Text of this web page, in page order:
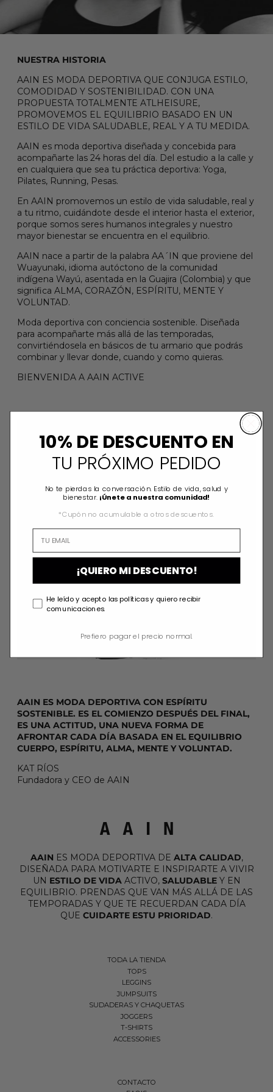
NUESTRA HISTORIA
AAIN ES MODA DEPORTIVA QUE CONJUGA ESTILO,
COMODIDAD Y SOSTENIBILIDAD. CON UNA
PROPUESTA TOTALMENTE ATLHEISURE,
PROMOVEMOS EL EQUILIBRIO BASADO EN UN
ESTILO DE VIDA SALUDABLE, REAL Y A TU MEDIDA.
AAIN es moda deportiva diseñada y concebida para
acompañarte las 24 horas del día. Del estudio a la calle y
en cualquiera que sea tu práctica deportiva: Yoga,
Pilates, Running, Pesas.
En AAIN promovemos un estilo de vida saludable, real y
a tu ritmo, cuidándote desde el interior hasta el exterior,
porque somos seres humanos integrales y nuestro
mayor bienestar se encuentra en el equilibrio.
AAIN nace a partir de la palabra AA´IN que proviene del
Wuayunaki, idioma autóctono de la comunidad
indígena Wayú, asentada en la Guajira (Colombia) y que
significa ALMA, CORAZÓN, ESPÍRITU, MENTE Y
VOLUNTAD.
Moda deportiva con conciencia sostenible. Diseñada
para acompañarte más allá de las temporadas,
convirtiéndosela en básicos de tu armario que podrás
combinar y llevar donde, cuando y como quieras.
BIENVENIDA A AAIN ACTIVE
AAIN ES MODA DEPORTIVA CON ESPÍRITU
SOSTENIBLE. ES EL COMIENZO DESPUÉS DEL FINAL,
ES UNA ACTITUD, UNA NUEVA FORMA DE
AFRONTAR CADA DÍA BASADA EN EL EQUILIBRIO
CUERPO, ESPÍRITU, ALMA, MENTE Y VOLUNTAD.
KAT RÍOS
Fundadora y CEO de AAIN
AAIN ES MODA DEPORTIVA DE ALTA CALIDAD,
DISEÑADA PARA MOTIVARTE E INSPIRARTE A VIVIR
UN ESTILO DE VIDA ACTIVO, SALUDABLEY EN
EQUILIBRIO. PRENDAS QUE VAN MÁS ALLÁ DE LAS
TEMPORADAS Y QUE TE RECUERDAN CADA DÍA
QUE CUIDARTE ESTU PRIORIDAD.
TODA LA TIENDA
TOPS
LEGGINS
JUMPSUITS
SUDADERAS Y CHAQUETAS
JOGGERS
T-SHIRTS
ACCESSORIES
CONTACTO
10% DE DESCUENTO EN
TU PRÓXIMO PEDIDO
No te pierdas la conversación. Estilo de vida, salud y
bienestar. ¡Únete a nuestra comunidad!
*Cupón no acumulable a otros descuentos.
¡QUIERO MI DESCUENTO!
He leído y acepto las políticas y quiero recibir
comunicaciones.
Prefiero pagar el precio normal.